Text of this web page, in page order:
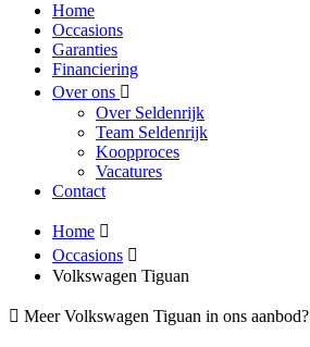
Home
Occasions
Garanties
Financiering
Over ons
Over Seldenrijk
Team Seldenrijk
Koopproces
Vacatures
Contact
Home
Occasions
Volkswagen Tiguan
Meer Volkswagen Tiguan in ons aanbod?